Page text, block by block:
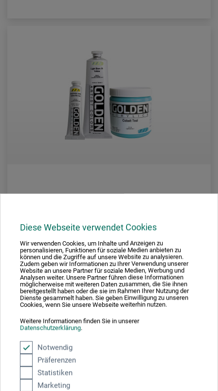
Diese Webseite verwendet Cookies
Wir verwenden Cookies, um Inhalte und Anzeigen zu
personalisieren, Funktionen für soziale Medien anbieten zu
können und die Zugriffe auf unsere Website zu analysieren.
Zudem geben wir Informationen zu Ihrer Verwendung unserer
Website an unsere Partner für soziale Medien, Werbung und
Analysen weiter. Unsere Partner führen diese Informationen
möglicherweise mit weiteren Daten zusammen, die Sie ihnen
bereitgestellt haben oder die sie im Rahmen Ihrer Nutzung der
Dienste gesammelt haben. Sie geben Einwilligung zu unseren
Cookies, wenn Sie unsere Webseite weiterhin nutzen.
Weitere Informationen finden Sie in unserer
Datenschutzerklärung.
Notwendig
Präferenzen
Statistiken
Marketing
fra84,00 DKK *
1 l = 1.423,73 DKK / (netto: 1.138,98 DKK)
plus forsendelse